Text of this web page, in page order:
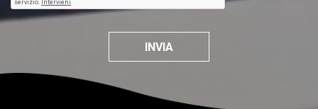
INVIA